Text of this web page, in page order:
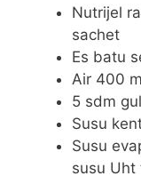
Nutrijel
sachet
Es batu
Air 400
5 sdm
Susu
Susu
susu Uht